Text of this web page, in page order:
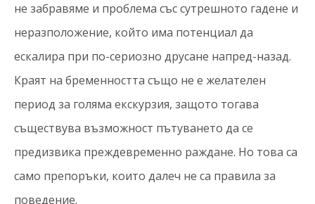
не забравяме и проблема със сутрешното гадене и
неразположение, който има потенциал да
ескалира при по-сериозно друсане напред-назад.
Краят на бременността също не е желателен
период за голяма екскурзия, защото тогава
съществува възможност пътуването да се
предизвика преждевременно раждане. Но това са
само препоръки, които далеч не са правила за
поведение.